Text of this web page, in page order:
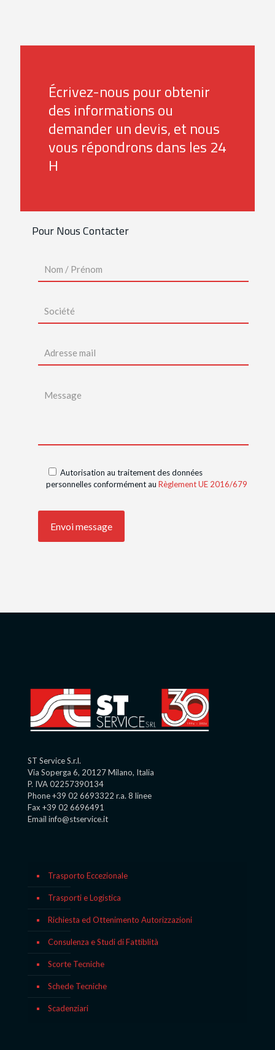
Écrivez-nous pour obtenir
des informations ou
demander un devis, et nous
vous répondrons dans les 24
H
Pour Nous Contacter
Autorisation au traitement des données
personnelles conformément auRèglement UE 2016/679
ST Service S.r.l.
Via Soperga 6, 20127 Milano, Italia
P. IVA 02257390134
Phone +39 02 6693322 r.a. 8 linee
Fax +39 02 6696491
Email info@stservice.it
Trasporto Eccezionale
Trasporti e Logistica
Richiesta ed Ottenimento Autorizzazioni
Consulenza e Studi di Fattiblità
Scorte Tecniche
Schede Tecniche
Scadenziari